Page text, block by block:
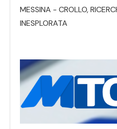
MESSINA - CROLLO,
INESPLORATA